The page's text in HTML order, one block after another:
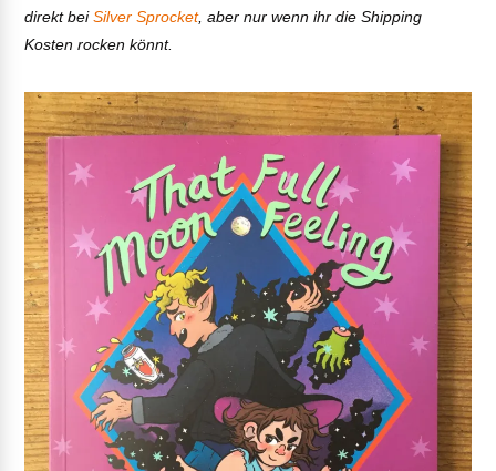
direkt beiSilver Sprocket, aber nur wenn ihr die Shipping
Kosten rocken könnt.